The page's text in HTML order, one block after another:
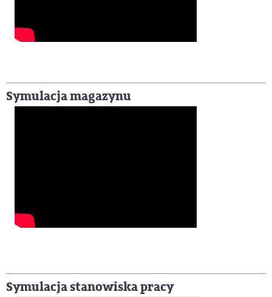
Symulacja magazynu
Symulacja stanowiska pracy